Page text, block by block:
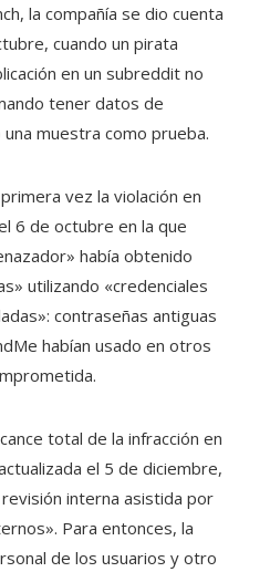
la compañía se dio cuenta
cuando un pirata
en un subreddit no
tener datos de
muestra como prueba.
vez la violación en
6 de octubre en la que
había obtenido
utilizando «credenciales
contraseñas antiguas
habían usado en otros
total de la infracción en
el 5 de diciembre,
interna asistida por
Para entonces, la
de los usuarios y otro